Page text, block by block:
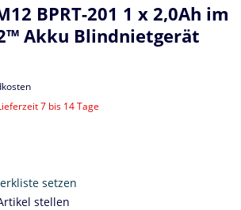
BPRT-201 1 x 2,0Ah im
Akku Blindnietgerät
7 bis 14 Tage
setzen
stellen